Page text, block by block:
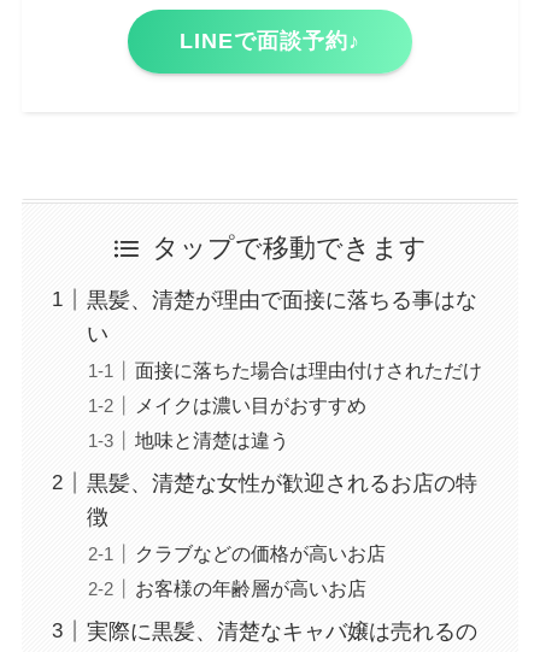
LINEで面談予約♪
タップで移動できます
黒髪、清楚が理由で面接に落ちる事はな
い
面接に落ちた場合は理由付けされただけ
メイクは濃い目がおすすめ
地味と清楚は違う
黒髪、清楚な女性が歓迎されるお店の特
徴
クラブなどの価格が高いお店
お客様の年齢層が高いお店
実際に黒髪、清楚なキャバ嬢は売れるの